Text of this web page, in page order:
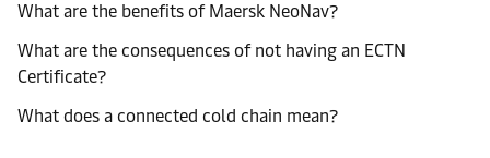
What are the benefits of Maersk NeoNav?
What are the consequences of not having an ECTN
Certificate?
What does a connected cold chain mean?